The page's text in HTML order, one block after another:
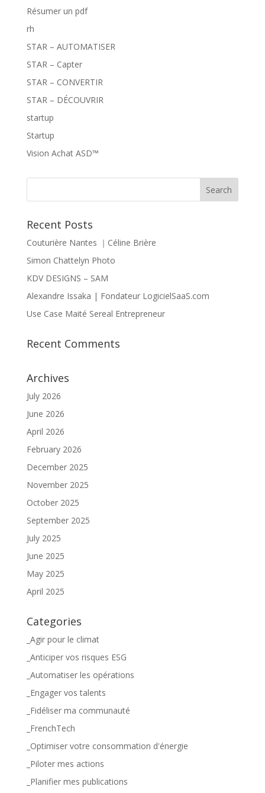
Résumer un pdf
rh
STAR – AUTOMATISER
STAR – Capter
STAR – CONVERTIR
STAR – DÉCOUVRIR
startup
Startup
Vision Achat ASD™
Recent Posts
Couturière Nantes ｜Céline Brière
Simon Chattelyn Photo
KDV DESIGNS – SAM
Alexandre Issaka | Fondateur LogicielSaaS.com
Use Case Maité Sereal Entrepreneur
Recent Comments
Archives
July 2026
June 2026
April 2026
February 2026
December 2025
November 2025
October 2025
September 2025
July 2025
June 2025
May 2025
April 2025
Categories
_Agir pour le climat
_Anticiper vos risques ESG
_Automatiser les opérations
_Engager vos talents
_Fidéliser ma communauté
_FrenchTech
_Optimiser votre consommation d'énergie
_Piloter mes actions
_Planifier mes publications